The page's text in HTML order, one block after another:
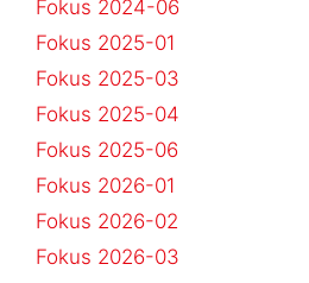
Fokus 2024-06
Fokus 2025-01
Fokus 2025-03
Fokus 2025-04
Fokus 2025-06
Fokus 2026-01
Fokus 2026-02
Fokus 2026-03